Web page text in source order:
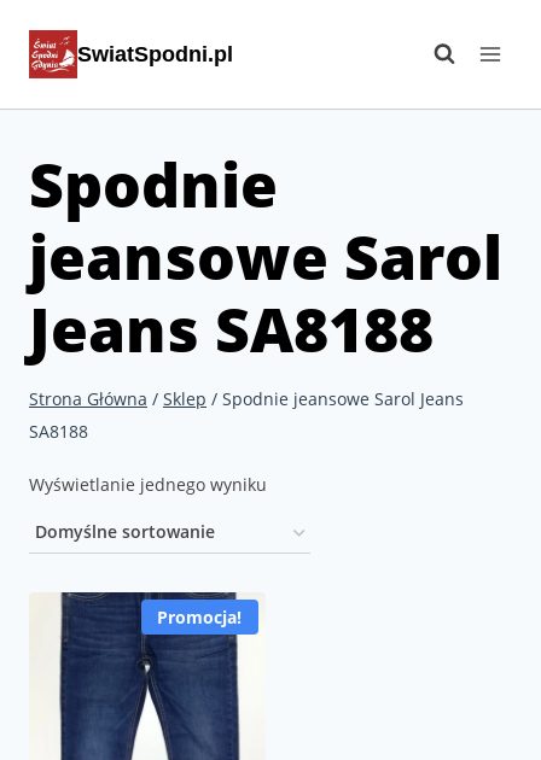
SwiatSpodni.pl
Spodnie
jeansowe Sarol
Jeans SA8188
Strona Główna / Sklep / Spodnie jeansowe Sarol Jeans
SA8188
Wyświetlanie jednego wyniku
Promocja!